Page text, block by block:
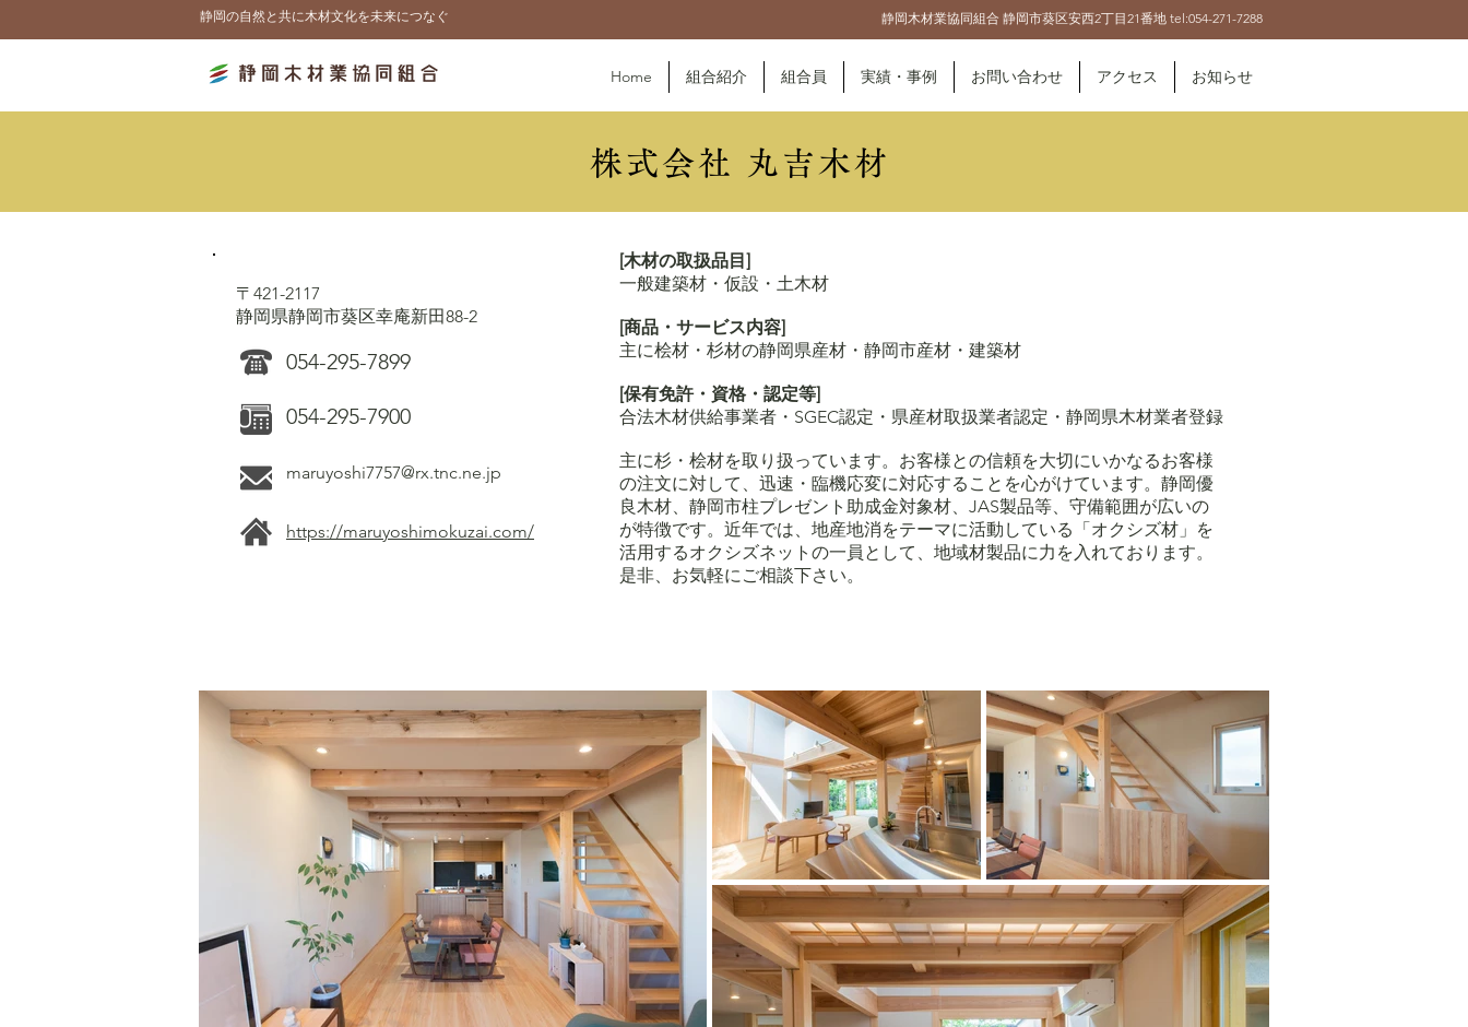
静岡の自然と共に木材文化を未来につなぐ 静岡木材業協同組合 静岡市葵区安西2丁目21番地 tel:054-271-7288
Home 組合紹介 組合員 実績・事例 お問い合わせ アクセス お知らせ
株式会社 丸吉木材
〒421-2117
静岡県静岡市葵区幸庵新田88-2
054-295-7899
054-295-7900
maruyoshi7757@rx.tnc.ne.jp
https://maruyoshimokuzai.com/
[木材の取扱品目]
一般建築材・仮設・土木材
[商品・サービス内容]
主に桧材・杉材の静岡県産材・静岡市産材・建築材
[保有免許・資格・認定等]
合法木材供給事業者・SGEC認定・県産材取扱業者認定・静岡県木材業者登録
主に杉・桧材を取り扱っています。お客様との信頼を大切にいかなるお客様
の注文に対して、迅速・臨機応変に対応することを心がけています。静岡優
良木材、静岡市柱プレゼント助成金対象材、JAS製品等、守備範囲が広いの
が特徴です。近年では、地産地消をテーマに活動している「オクシズ材」を
活用するオクシズネットの一員として、地域材製品に力を入れております。
是非、お気軽にご相談下さい。